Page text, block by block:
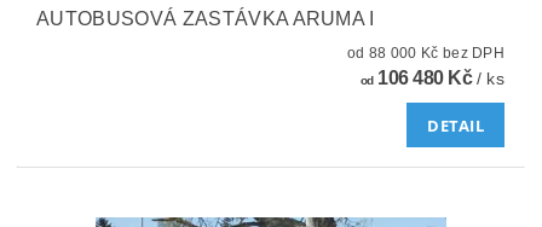
AUTOBUSOVÁ ZASTÁVKA ARUMA I
od 88 000 Kč bez DPH
od106 480 Kč/ ks
DETAIL